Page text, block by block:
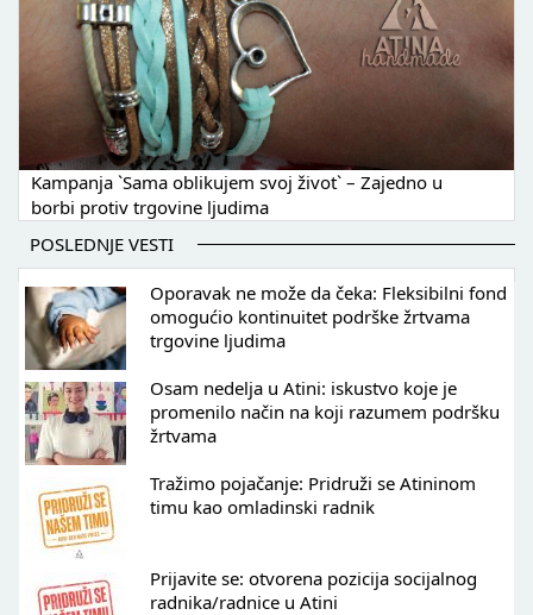
Kampanja `Sama oblikujem svoj život` – Zajedno u
borbi protiv trgovine ljudima
POSLEDNJE VESTI
Oporavak ne može da čeka: Fleksibilni fond
omogućio kontinuitet podrške žrtvama
trgovine ljudima
Osam nedelja u Atini: iskustvo koje je
promenilo način na koji razumem podršku
žrtvama
Tražimo pojačanje: Pridruži se Atininom
timu kao omladinski radnik
Prijavite se: otvorena pozicija socijalnog
radnika/radnice u Atini